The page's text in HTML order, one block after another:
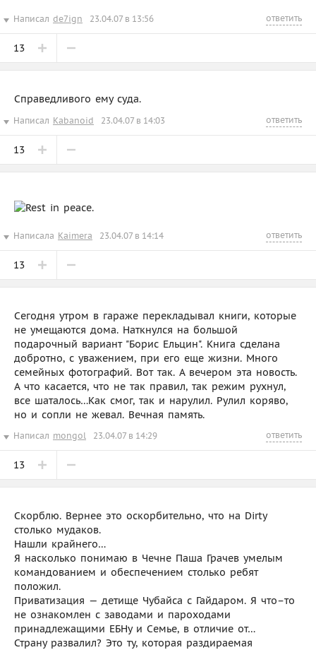
Написал de7ign 23.04.07 в 13:56 ответить
13
Справедливого ему суда.
Написал Kabanoid 23.04.07 в 14:03 ответить
13
Написала Kaimera 23.04.07 в 14:14 ответить
13
Сегодня утром в гараже перекладывал книги, которые
не умещаются дома. Наткнулся на большой
подарочный вариант "Борис Ельцин". Книга сделана
добротно, с уважением, при его еще жизни. Много
семейных фотографий. Вот так. А вечером эта новость.
А что касается, что не так правил, так режим рухнул,
все шаталось…Как смог, так и нарулил. Рулил коряво,
но и сопли не жевал. Вечная память.
Написал mongol 23.04.07 в 14:29 ответить
13
Скорблю. Вернее это оскорбительно, что на Dirty
столько мудаков.
Нашли крайнего…
Я насколько понимаю в Чечне Паша Грачев умелым
командованием и обеспечением столько ребят
положил.
Приватизация — детище Чубайса с Гайдаром. Я что–то
не ознакомлен с заводами и пароходами
принадлежащими ЕБНу и Семье, в отличие от…
Страну развалил? Это ту, которая раздираемая